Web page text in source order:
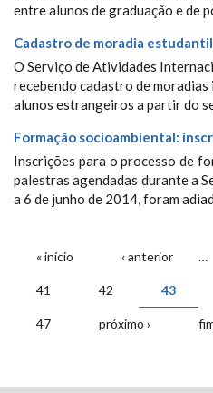
entre alunos de graduação e de
Cadastro de moradia
O Serviço de Atividades
recebendo cadastro de
alunos estrangeiros a partir do
Formação socioambiental:
Inscrições para o processo de
palestras agendadas durante a
a 6 de junho de 2014, foram
PÁGINAS
« início ‹ anterior …
41 42 43
47 próximo ›